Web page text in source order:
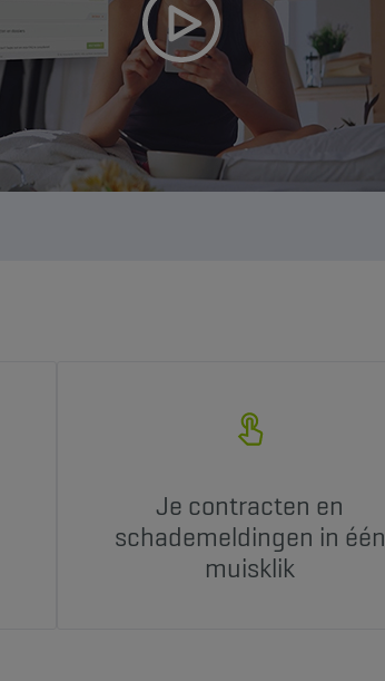
Je contracten en
schademeldingen in één
muisklik